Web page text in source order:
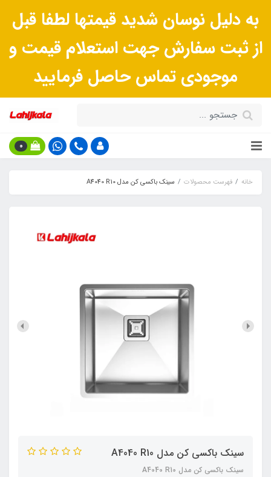
به دلیل نوسان شدید قیمتها لطفا قبل
از ثبت سفارش جهت استعلام قیمت و
موجودی تماس حاصل فرمایید
0
خانه فهرست محصولات سینک باکسی کن مدل A4040 R10
سینک باکسی کن مدل A4040 R10
سینک باکسی کن مدل A4040 R10